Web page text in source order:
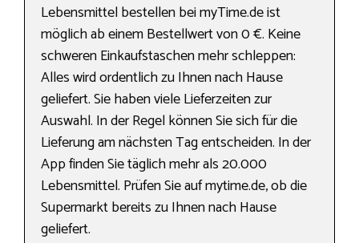
Lebensmittel bestellen bei myTime.de ist
möglich ab einem Bestellwert von 0 €. Keine
schweren Einkaufstaschen mehr schleppen:
Alles wird ordentlich zu Ihnen nach Hause
geliefert. Sie haben viele Lieferzeiten zur
Auswahl. In der Regel können Sie sich für die
Lieferung am nächsten Tag entscheiden. In der
App finden Sie täglich mehr als 20.000
Lebensmittel. Prüfen Sie auf mytime.de, ob die
Supermarkt bereits zu Ihnen nach Hause
geliefert.